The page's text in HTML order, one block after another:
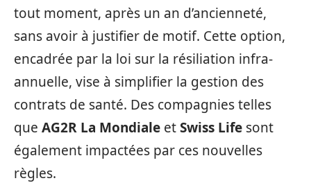
tout moment, après un an d’ancienneté,
sans avoir à justifier de motif. Cette option,
encadrée par la loi sur la résiliation infra-
annuelle, vise à simplifier la gestion des
contrats de santé. Des compagnies telles
que AG2R La Mondiale etSwiss Life sont
également impactées par ces nouvelles
règles.